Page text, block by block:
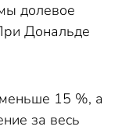
долевое
Дональде
15 %, а
за весь